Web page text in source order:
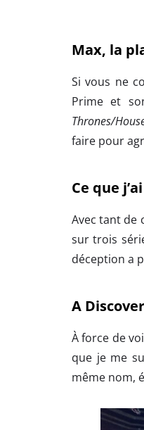
Max, la
Si vous ne
Prime et
Thrones/
faire pour
Ce que
Avec tant de
sur trois
déception a
A
À force de
que je me
même nom,